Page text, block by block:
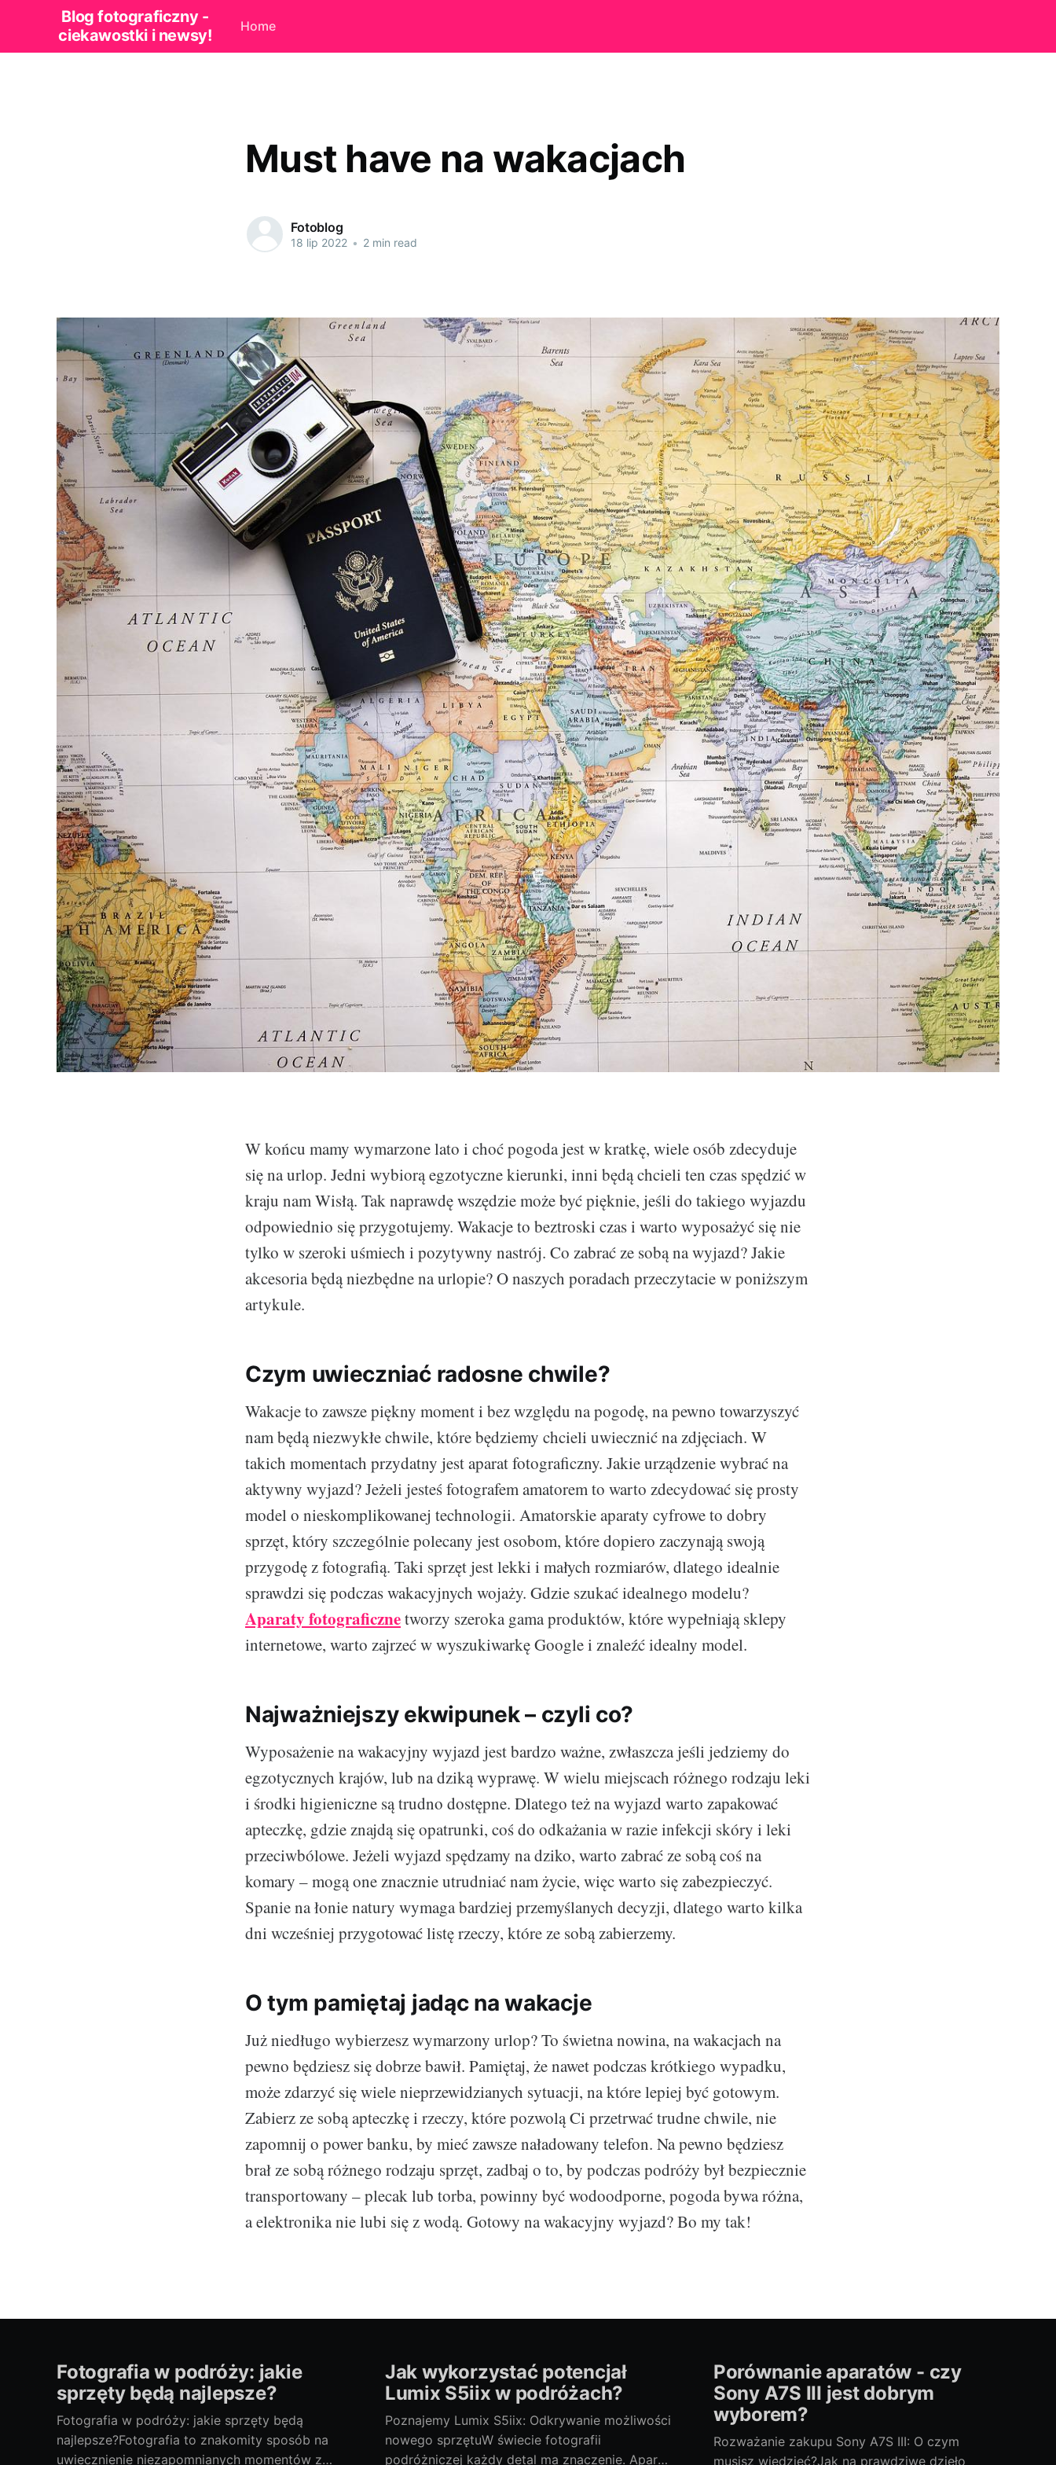
Blog fotograficzny -
ciekawostki i newsy!
Home
Must have na wakacjach
Fotoblog
18 lip 2022 • 2 min read
W końcu mamy wymarzone lato i choć pogoda jest w kratkę, wiele osób zdecyduje
się na urlop. Jedni wybiorą egzotyczne kierunki, inni będą chcieli ten czas spędzić w
kraju nam Wisłą. Tak naprawdę wszędzie może być pięknie, jeśli do takiego wyjazdu
odpowiednio się przygotujemy. Wakacje to beztroski czas i warto wyposażyć się nie
tylko w szeroki uśmiech i pozytywny nastrój. Co zabrać ze sobą na wyjazd? Jakie
akcesoria będą niezbędne na urlopie? O naszych poradach przeczytacie w poniższym
artykule.
Czym uwieczniać radosne chwile?
Wakacje to zawsze piękny moment i bez względu na pogodę, na pewno towarzyszyć
nam będą niezwykłe chwile, które będziemy chcieli uwiecznić na zdjęciach. W
takich momentach przydatny jest aparat fotograficzny. Jakie urządzenie wybrać na
aktywny wyjazd? Jeżeli jesteś fotografem amatorem to warto zdecydować się prosty
model o nieskomplikowanej technologii. Amatorskie aparaty cyfrowe to dobry
sprzęt, który szczególnie polecany jest osobom, które dopiero zaczynają swoją
przygodę z fotografią. Taki sprzęt jest lekki i małych rozmiarów, dlatego idealnie
sprawdzi się podczas wakacyjnych wojaży. Gdzie szukać idealnego modelu?
Aparaty fotograficznetworzy szeroka gama produktów, które wypełniają sklepy
internetowe, warto zajrzeć w wyszukiwarkę Google i znaleźć idealny model.
Najważniejszy ekwipunek – czyli co?
Wyposażenie na wakacyjny wyjazd jest bardzo ważne, zwłaszcza jeśli jedziemy do
egzotycznych krajów, lub na dziką wyprawę. W wielu miejscach różnego rodzaju leki
i środki higieniczne są trudno dostępne. Dlatego też na wyjazd warto zapakować
apteczkę, gdzie znajdą się opatrunki, coś do odkażania w razie infekcji skóry i leki
przeciwbólowe. Jeżeli wyjazd spędzamy na dziko, warto zabrać ze sobą coś na
komary – mogą one znacznie utrudniać nam życie, więc warto się zabezpieczyć.
Spanie na łonie natury wymaga bardziej przemyślanych decyzji, dlatego warto kilka
dni wcześniej przygotować listę rzeczy, które ze sobą zabierzemy.
O tym pamiętaj jadąc na wakacje
Już niedługo wybierzesz wymarzony urlop? To świetna nowina, na wakacjach na
pewno będziesz się dobrze bawił. Pamiętaj, że nawet podczas krótkiego wypadku,
może zdarzyć się wiele nieprzewidzianych sytuacji, na które lepiej być gotowym.
Zabierz ze sobą apteczkę i rzeczy, które pozwolą Ci przetrwać trudne chwile, nie
zapomnij o power banku, by mieć zawsze naładowany telefon. Na pewno będziesz
brał ze sobą różnego rodzaju sprzęt, zadbaj o to, by podczas podróży był bezpiecznie
transportowany – plecak lub torba, powinny być wodoodporne, pogoda bywa różna,
a elektronika nie lubi się z wodą. Gotowy na wakacyjny wyjazd? Bo my tak!
Fotografia w podróży: jakie
sprzęty będą najlepsze?
Fotografia w podróży: jakie sprzęty będą
najlepsze?Fotografia to znakomity sposób na
uwiecznienie niezapomnianych momentów z
Jak wykorzystać potencjał
Lumix S5iix w podróżach?
Poznajemy Lumix S5iix: Odkrywanie możliwości
nowego sprzętuW świecie fotografii
podróżniczej każdy detal ma znaczenie. Aparat
Porównanie aparatów - czy
Sony A7S III jest dobrym
wyborem?
Rozważanie zakupu Sony A7S III: O czym
musisz wiedzieć?Jak na prawdziwe dzieło